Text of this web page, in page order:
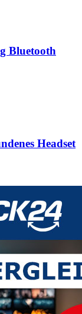
Bluetooth
Headset